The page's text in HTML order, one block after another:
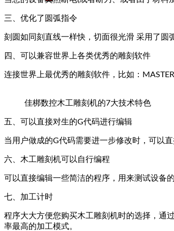
三、优化了圆弧指令
刻圆如同刻直线一样快，切面很光滑 采用了圆
四、可以兼容世界上各类优秀的雕刻软件
连接世界上最优秀的雕刻软件，比如：
佳梆数控木工雕刻机的7大技术特色
五、可以直接对生的G代码进行编辑
当用户做成的G代码需要进一步修改时，可以
六、木工雕刻机可以自行编程
可以直接编辑一些简洁的程序，用来测试设备
七、加工计时
程序大大方便您购买木工雕刻机时的选择，通
率最高的加工模式。